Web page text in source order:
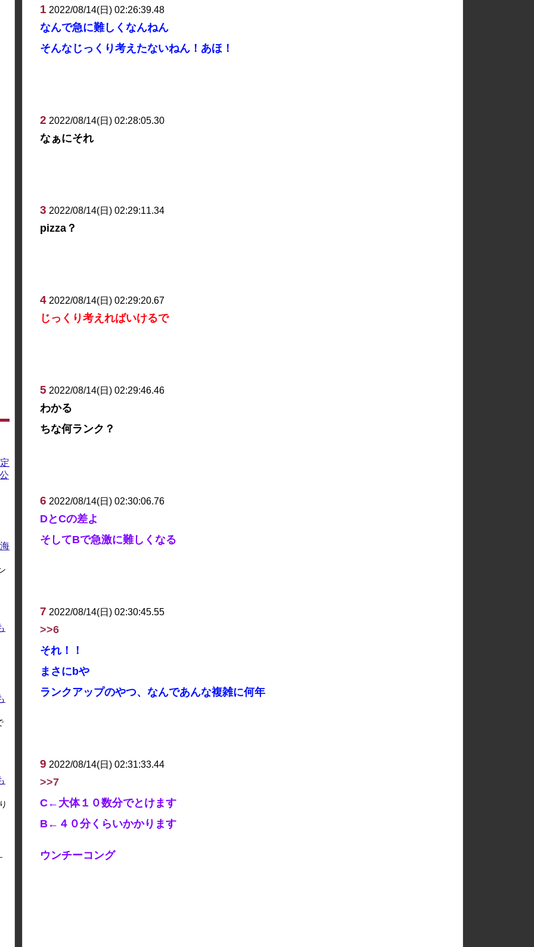
1 2022/08/14(日) 02:26:39.48
なんで急に難しくなんねん
そんなじっくり考えたないねん！あほ！
2 2022/08/14(日) 02:28:05.30
なぁにそれ
3 2022/08/14(日) 02:29:11.34
pizza？
4 2022/08/14(日) 02:29:20.67
じっくり考えればいけるで
5 2022/08/14(日) 02:29:46.46
わかる
ちな何ランク？
6 2022/08/14(日) 02:30:06.76
DとCの差よ
そしてBで急激に難しくなる
7 2022/08/14(日) 02:30:45.55
>>6
それ！！
まさにbや
ランクアップのやつ、なんであんな複雑に何年
9 2022/08/14(日) 02:31:33.44
>>7
C←大体１０数分でとけます
B←４０分くらいかかります
ウンチーコング